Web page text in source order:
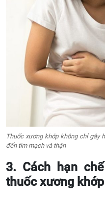
Thuốc xương khớp không chỉ gây
đến tim mạch và thận
3. Cách hạn
thuốc xương khớp